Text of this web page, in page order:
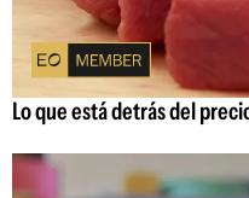
Lo que está detrás del